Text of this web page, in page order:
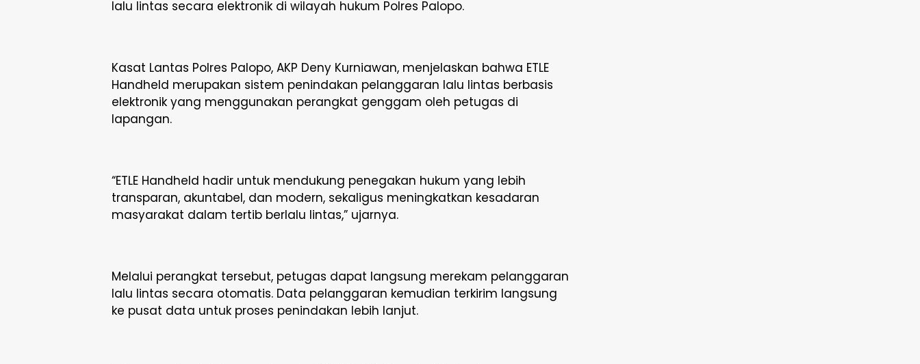
lalu lintas secara elektronik di wilayah hukum Polres Palopo.
Kasat Lantas Polres Palopo, AKP Deny Kurniawan, menjelaskan bahwa ETLE
Handheld merupakan sistem penindakan pelanggaran lalu lintas berbasis
elektronik yang menggunakan perangkat genggam oleh petugas di
lapangan.
“ETLE Handheld hadir untuk mendukung penegakan hukum yang lebih
transparan, akuntabel, dan modern, sekaligus meningkatkan kesadaran
masyarakat dalam tertib berlalu lintas,” ujarnya.
Melalui perangkat tersebut, petugas dapat langsung merekam pelanggaran
lalu lintas secara otomatis. Data pelanggaran kemudian terkirim langsung
ke pusat data untuk proses penindakan lebih lanjut.